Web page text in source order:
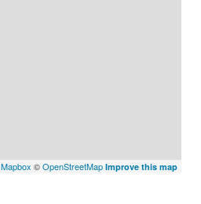
Mapbox ©OpenStreetMap Improve this map